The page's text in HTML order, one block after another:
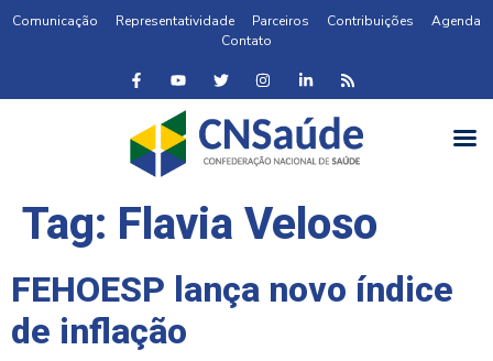
Comunicação Representatividade Parceiros Contribuições
Agenda
Contato
Tag: Flavia Veloso
FEHOESP lança novo índice
de inflação